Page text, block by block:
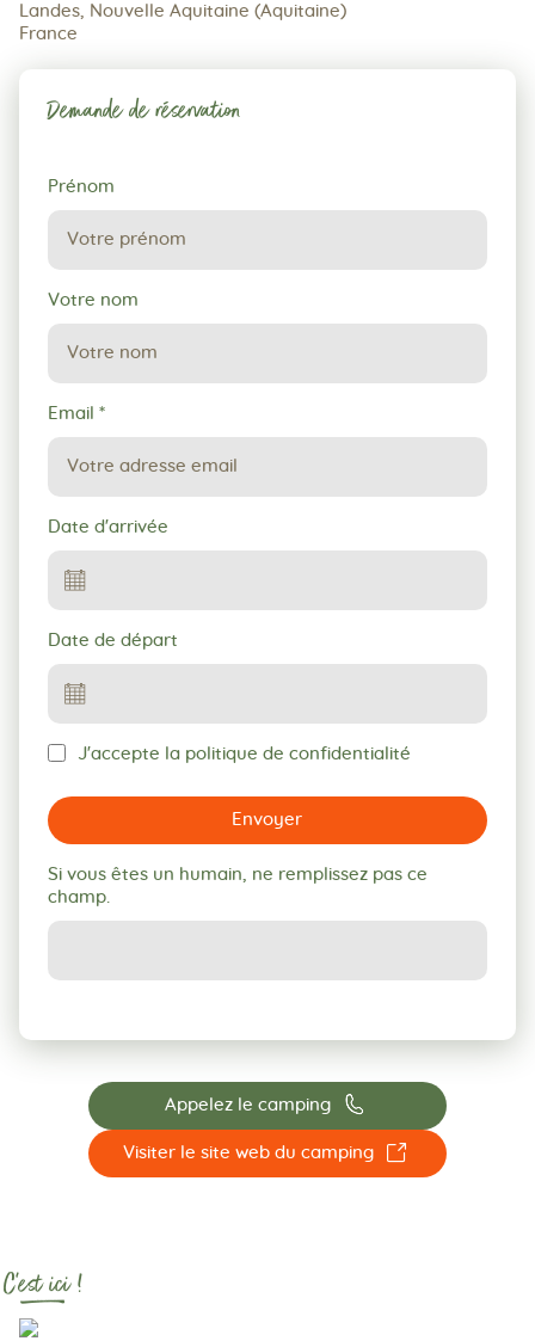
Landes, Nouvelle Aquitaine (Aquitaine)
France
Demande de réservation
Demande
de
réservation
Prénom
Votre nom
Email *
Date d'arrivée
Date de départ
J'accepte la politique de confidentialité
Envoyer
Si vous êtes un humain, ne remplissez pas ce
champ.
Appelez le camping 📞
Visiter le site web du camping ☐
C'est ici !